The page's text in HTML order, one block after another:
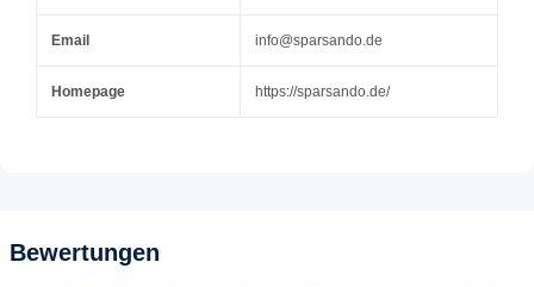
Email info@sparsando.de
Homepage https://sparsando.de/
Bewertungen